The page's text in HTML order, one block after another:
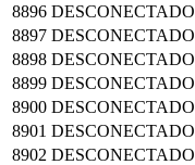
8896 DESCONECTADO
8897 DESCONECTADO
8898 DESCONECTADO
8899 DESCONECTADO
8900 DESCONECTADO
8901 DESCONECTADO
8902 DESCONECTADO